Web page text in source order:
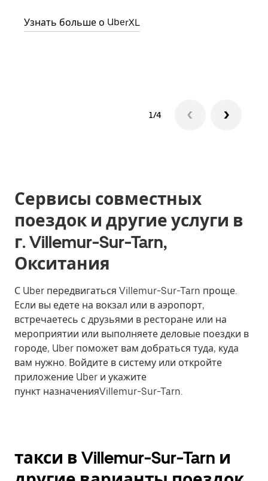
Узнать больше о UberXL
1/4
Сервисы совместных
поездок и другие услуги в
г. Villemur-Sur-Tarn,
Окситания
С Uber передвигаться Villemur-Sur-Tarn проще.
Если вы едете на вокзал или в аэропорт,
встречаетесь с друзьями в ресторане или на
мероприятии или выполняете деловые поездки в
городе, Uber поможет вам добраться туда, куда
вам нужно. Войдите в систему или откройте
приложение Uber и укажите
пункт назначенияVillemur-Sur-Tarn.
такси в Villemur-Sur-Tarn и